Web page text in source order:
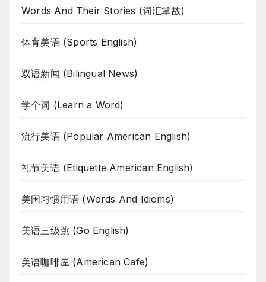
Words And Their Stories (词汇掌故)
体育美语 (Sports English)
双语新闻 (Bilingual News)
学个词 (Learn a Word)
流行美语 (Popular American English)
礼节美语 (Etiquette American English)
美国习惯用语 (Words And Idioms)
美语三级跳 (Go English)
美语咖啡屋 (American Cafe)